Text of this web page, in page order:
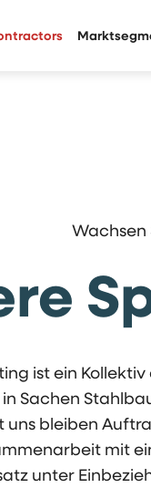
Wachsen
ist ein
Sachen
uns bleiben
mit
unter